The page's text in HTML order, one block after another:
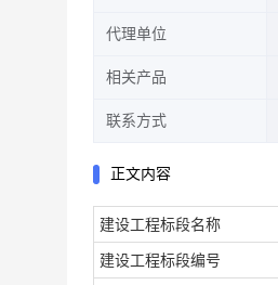
代理单位
相关产品
联系方式
正文内容
建设工程标段名称
建设工程标段编号